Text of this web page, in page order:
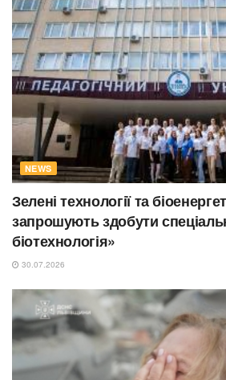
NEWS
Зелені технології та
запрошують здобути
біотехнологія»
30.07.2026